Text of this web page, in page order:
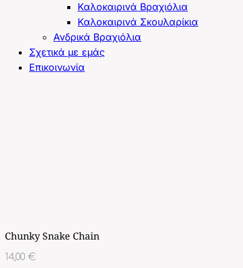
Καλοκαιρινά Βραχιόλια
Καλοκαιρινά Σκουλαρίκια
Ανδρικά Βραχιόλια
Σχετικά με εμάς
Επικοινωνία
Chunky Snake Chain
14,00 €